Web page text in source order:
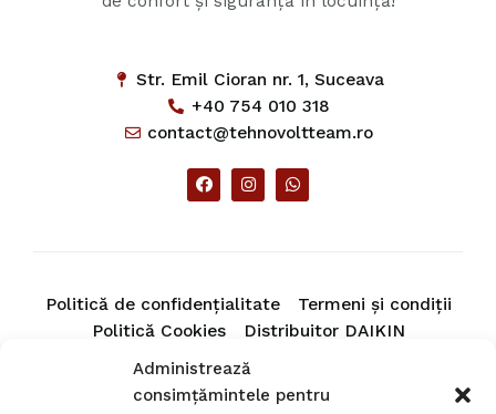
Administrează
consimțămintele pentru
Str. Emil Cioran nr. 1, Suceava
+40 754 010 318
contact@tehnovoltteam.ro
Politică de confidențialitate
Termeni și condiții
Politică Cookies
Distribuitor DAIKIN
Distribuitor VIMAR
Acasă Despre noi Servicii